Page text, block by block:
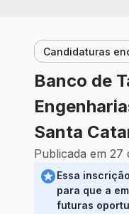
Candidaturas
Banco de
Santa
Publicada em 27
Essa
para que a
futuras